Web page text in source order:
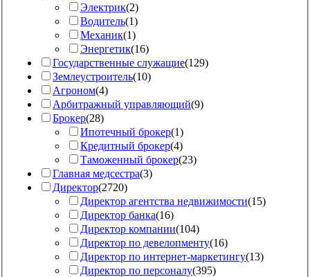
Электрик(2)
Водитель(1)
Механик(1)
Энергетик(16)
Государственные служащие(129)
Землеустроитель(10)
Агроном(4)
Арбитражный управляющий(9)
Брокер(28)
Ипотечный брокер(1)
Кредитный брокер(4)
Таможенный брокер(23)
Главная медсестра(3)
Директор(2720)
Директор агентства недвижимости(15)
Директор банка(16)
Директор компании(104)
Директор по девелопменту(16)
Директор по интернет-маркетингу(13)
Директор по персоналу(395)